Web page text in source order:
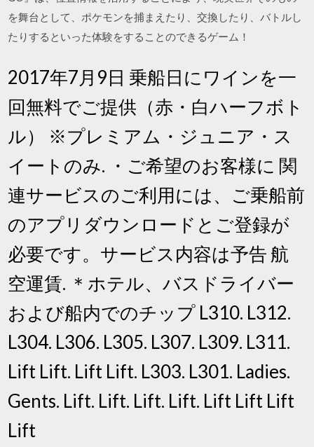
を舞台として、ポケモンを捕まえたり、交換したり、バトルし
たりするといった体験をすることのできるゲーム！
2017年7月9日 乗船日にワインを一
回無料でご提供（赤・白ハーフボト
ル） ※プレミアム・ジュニア・ス
イートのみ. ・ご希望のお客様に 関
連サービスのご利用には、ご乗船前
のアプリダウンロードとご登録が
必要です。サービス内容は予告 航
空運賃. ＊ホテル、バスドライバー
および船内でのチップ L310. L312.
L304. L306. L305. L307. L309. L311.
Lift Lift. Lift Lift. L303. L301. Ladies.
Gents. Lift. Lift. Lift. Lift. Lift Lift Lift
Lift